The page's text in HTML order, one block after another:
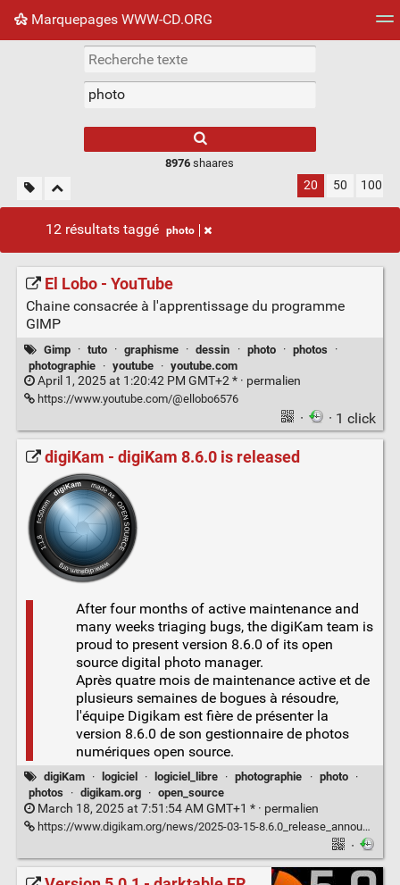
Marquepages WWW-CD.ORG
Nuage de tags Mur d'images
8976 shaares
20 50 100
12 résultats taggé photo
El Lobo - YouTube
Chaine consacrée à l'apprentissage du programme
GIMP
Gimp · tuto · graphisme · dessin · photo · photos
·
photographie
· youtube · youtube.com
April 1, 2025 at 1:20:42 PM GMT+2 * · permalien
https://www.youtube.com/@ellobo6576
· · 1 click
digiKam - digiKam 8.6.0 is released
After four months of active maintenance and
many weeks triaging bugs, the digiKam team is
proud to present version 8.6.0 of its open
source digital photo manager.
Après quatre mois de maintenance active et de
plusieurs semaines de bogues à résoudre,
l'équipe Digikam est fière de présenter la
version 8.6.0 de son gestionnaire de photos
numériques open source.
digiKam · logiciel · logiciel_libre · photographie · photo
·
photos
· digikam.org · open_source
March 18, 2025 at 7:51:54 AM GMT+1 * · permalien
https://www.digikam.org/news/2025-03-15-8.6.0_release_announcement/
·